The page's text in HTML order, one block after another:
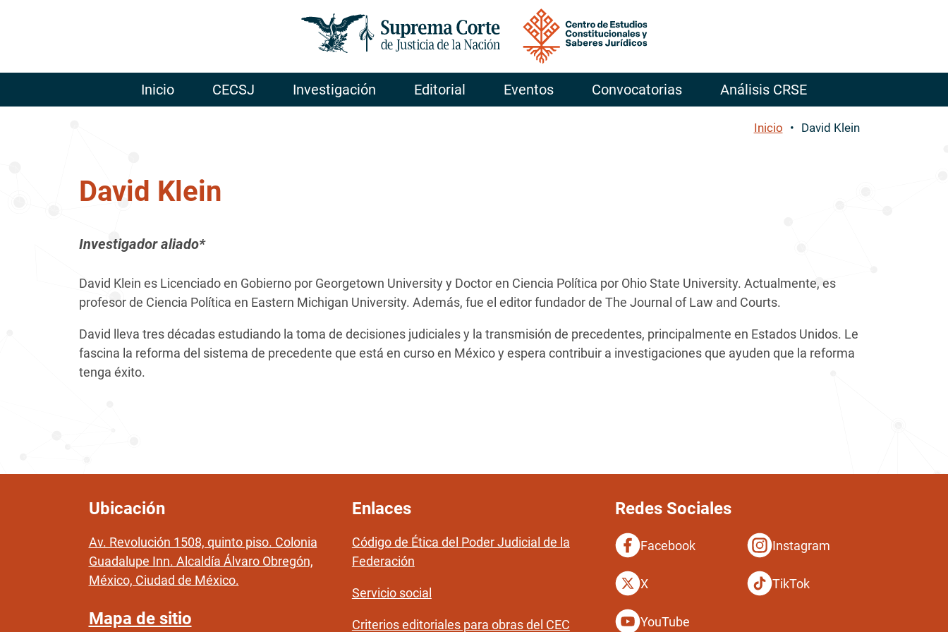
Pasar al contenido principal
Inicio CECSJ Investigación Editorial Eventos Convocatorias Análisis CRSE
Inicio David Klein
David Klein
Investigador aliado*
David Klein es Licenciado en Gobierno por Georgetown University y Doctor en Ciencia Política por Ohio State University. Actualmente, es
profesor de Ciencia Política en Eastern Michigan University. Además, fue el editor fundador de The Journal of Law and Courts.
David lleva tres décadas estudiando la toma de decisiones judiciales y la transmisión de precedentes, principalmente en Estados Unidos. Le
fascina la reforma del sistema de precedente que está en curso en México y espera contribuir a investigaciones que ayuden que la reforma
tenga éxito.
Ubicación
Av. Revolución 1508, quinto piso. Colonia
Guadalupe Inn. Alcaldía Álvaro Obregón,
México, Ciudad de México.
Mapa de sitio
Enlaces
Código de Ética del Poder Judicial de la
Federación
Servicio social
Criterios editoriales para obras del CEC
Redes Sociales
Facebook
X
YouTube
Instagram
TikTok